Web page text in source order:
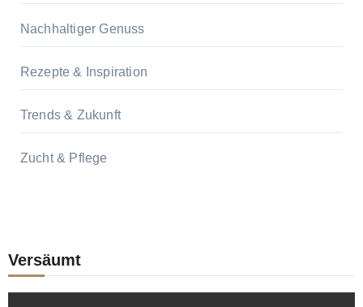
Nachhaltiger Genuss
Rezepte & Inspiration
Trends & Zukunft
Zucht & Pflege
Versäumt